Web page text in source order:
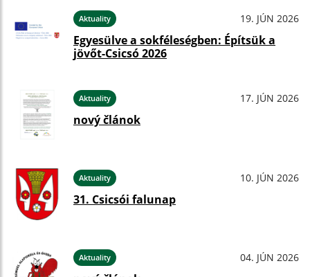
Aktuality 19. JÚN 2026
Egyesülve a sokféleségben: Építsük a
jövőt-Csicsó 2026
Aktuality 17. JÚN 2026
nový článok
Aktuality 10. JÚN 2026
31. Csicsói falunap
Aktuality 04. JÚN 2026